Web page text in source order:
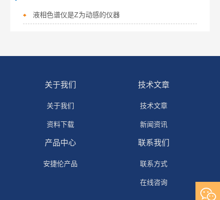
液相色谱仪是Z为动感的仪器
关于我们
关于我们
资料下载
技术文章
技术文章
新闻资讯
产品中心
安捷伦产品
联系我们
联系方式
在线咨询